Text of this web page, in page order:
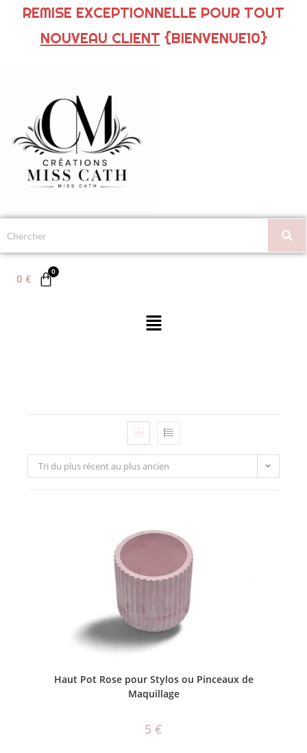
REMISE EXCEPTIONNELLE POUR TOUT
NOUVEAU CLIENT {BIENVENUE10}
0 €
Tri du plus récent au plus ancien
Haut Pot Rose pour Stylos ou Pinceaux de
Maquillage
5 €